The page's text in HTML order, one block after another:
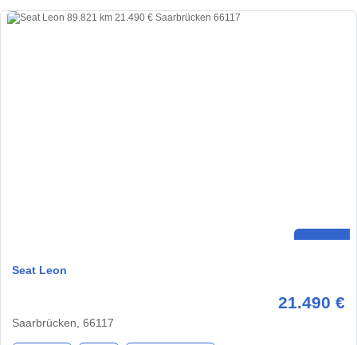
Seat Leon
21.490 €
Saarbrücken, 66117